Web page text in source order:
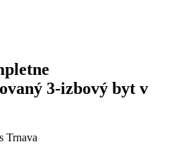
3-izbový byt v
Trnava